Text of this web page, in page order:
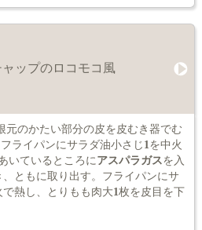
ップのロコモコ風
元のかたい部分の皮を皮むき器でむ
ライパンにサラダ油小さじ 1 を中火
いているところに アスパラガスを入
ともに取り出す。フライパンにサ
で熱し、とりもも肉大1 枚を皮目を下